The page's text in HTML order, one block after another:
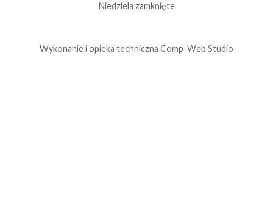
Niedziela zamknięte
Wykonanie i opieka techniczna Comp-Web Studio